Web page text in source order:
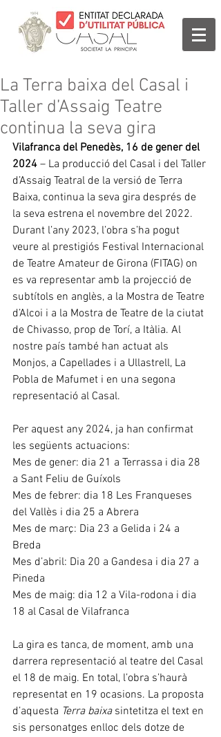
La Terra baixa del Casal i
Taller d’Assaig Teatre
continua la seva gira
Vilafranca del Penedès, 16 de gener del
2024 – La producció del Casal i del Taller
d’Assaig Teatral de la versió de Terra
Baixa, continua la seva gira després de
la seva estrena el novembre del 2022.
Durant l’any 2023, l’obra s’ha pogut
veure al prestigiós Festival Internacional
de Teatre Amateur de Girona (FITAG) on
es va representar amb la projecció de
subtítols en anglès, a la Mostra de Teatre
d’Alcoi i a la Mostra de Teatre de la ciutat
de Chivasso, prop de Torí, a Itàlia. Al
nostre país també han actuat als
Monjos, a Capellades i a Ullastrell, La
Pobla de Mafumet i en una segona
representació al Casal.
Per aquest any 2024, ja han confirmat
les següents actuacions:
Mes de gener: dia 21 a Terrassa i dia 28
a Sant Feliu de Guíxols
Mes de febrer: dia 18 Les Franqueses
del Vallès i dia 25 a Abrera
Mes de març: Dia 23 a Gelida i 24 a
Breda
Mes d’abril: Dia 20 a Gandesa i dia 27 a
Pineda
Mes de maig: dia 12 a Vila-rodona i dia
18 al Casal de Vilafranca
La gira es tanca, de moment, amb una
darrera representació al teatre del Casal
el 18 de maig. En total, l’obra s’haurà
representat en 19 ocasions. La proposta
d’aquesta Terra baixa sintetitza el text en
sis personatges enlloc dels dotze de